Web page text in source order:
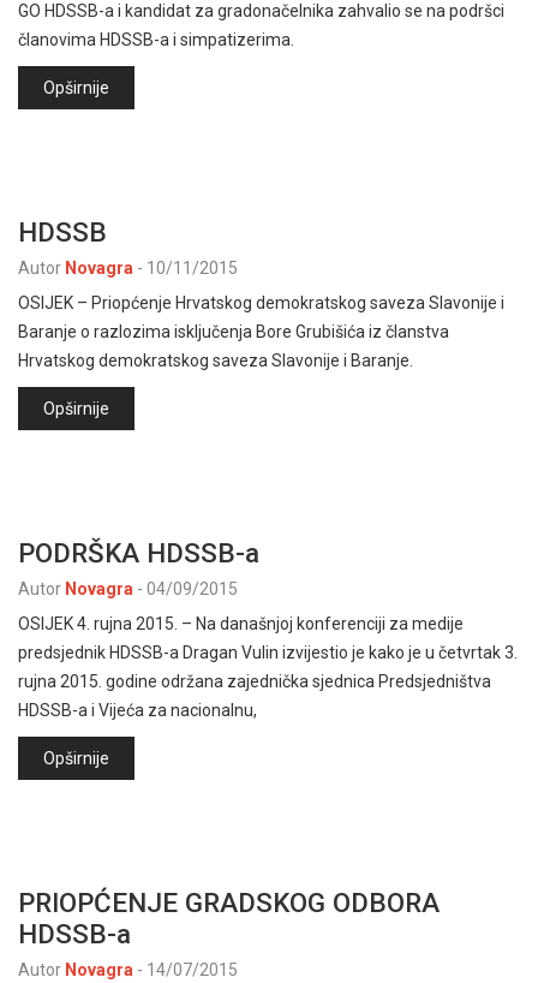
GO HDSSB-a i kandidat za gradonačelnika zahvalio se na podršci
članovima HDSSB-a i simpatizerima.
Opširnije
HDSSB
Autor Novagra - 10/11/2015
OSIJEK – Priopćenje Hrvatskog demokratskog saveza Slavonije i
Baranje o razlozima isključenja Bore Grubišića iz članstva
Hrvatskog demokratskog saveza Slavonije i Baranje.
Opširnije
PODRŠKA HDSSB-a
Autor Novagra - 04/09/2015
OSIJEK 4. rujna 2015. – Na današnjoj konferenciji za medije
predsjednik HDSSB-a Dragan Vulin izvijestio je kako je u četvrtak 3.
rujna 2015. godine održana zajednička sjednica Predsjedništva
HDSSB-a i Vijeća za nacionalnu,
Opširnije
PRIOPĆENJE GRADSKOG ODBORA
HDSSB-a
Autor Novagra - 14/07/2015